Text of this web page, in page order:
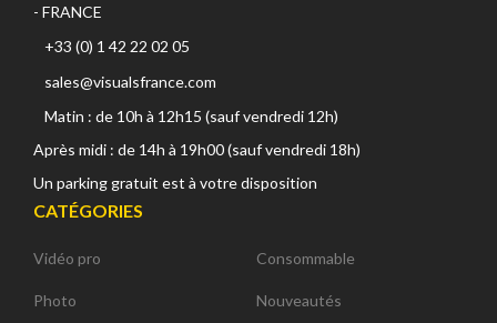
- FRANCE
+33 (0) 1 42 22 02 05
sales@visualsfrance.com
Matin : de 10h à 12h15 (sauf vendredi 12h)
Après midi : de 14h à 19h00 (sauf vendredi 18h)
Un parking gratuit est à votre disposition
CATÉGORIES
Vidéo pro
Photo
Consommable
Nouveautés